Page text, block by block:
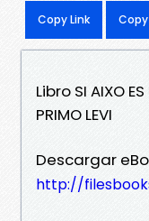
Copy Link
Libro SI AIXO
PRIMO LEVI
Descargar
http://